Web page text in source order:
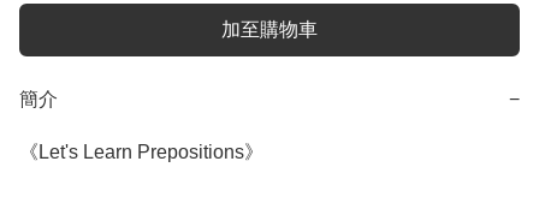
加至購物車
簡介 −
《Let's Learn Prepositions》